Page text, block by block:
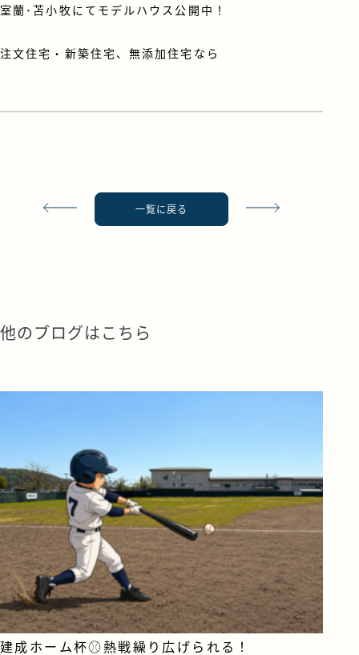
室蘭･苫小牧にてモデルハウス公開中！
注文住宅・新築住宅、無添加住宅なら
一覧に戻る
他のブログはこちら
建成ホーム杯⚾熱戦繰り広げられる！